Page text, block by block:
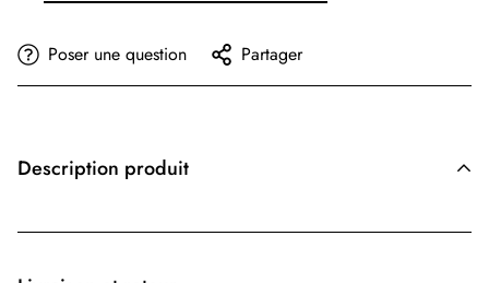
Poser une question Partager
Description produit